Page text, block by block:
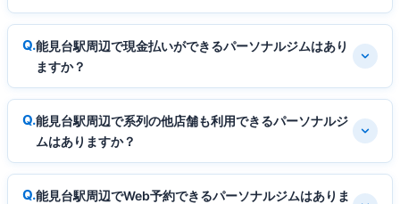
能見台駅周辺で現金払いができるパーソナルジムはあり
ますか？
能見台駅周辺で系列の他店舗も利用できるパーソナルジ
ムはありますか？
能見台駅周辺でWeb予約できるパーソナルジムはありま